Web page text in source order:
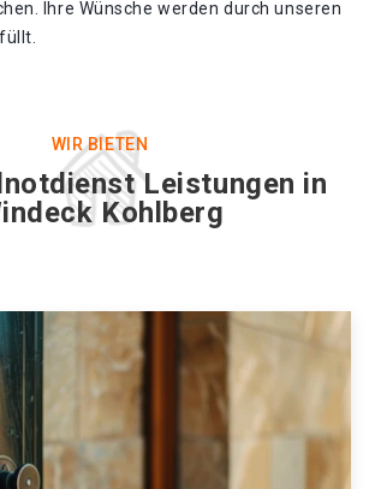
Ihre Wünsche werden durch unseren
WIR BIETEN
Leistungen in
Kohlberg